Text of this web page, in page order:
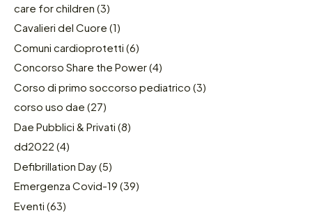
care for children (3)
Cavalieri del Cuore (1)
Comuni cardioprotetti (6)
Concorso Share the Power(4)
Corso di primo soccorso pediatrico (3)
corso uso dae (27)
Dae Pubblici & Privati (8)
dd2022 (4)
Defibrillation Day(5)
Emergenza Covid-19 (39)
Eventi (63)